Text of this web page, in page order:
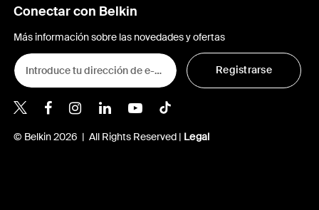
Conectar con Belkin
Más información sobre las novedades y ofertas
Registrarse
Belkin Twitter
© Belkin 2026 | All Rights Reserved | Legal